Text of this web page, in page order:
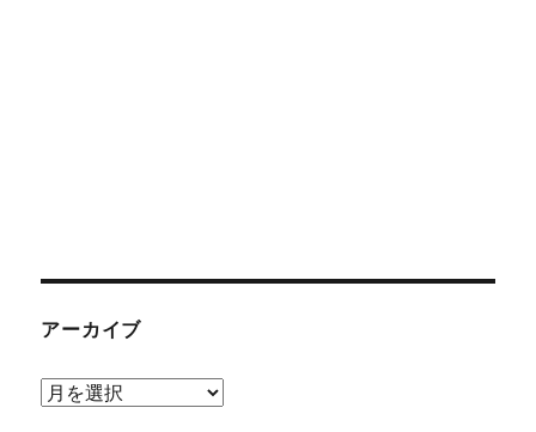
アーカイブ
ア